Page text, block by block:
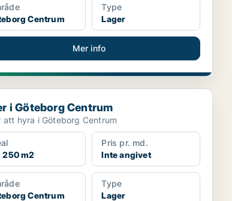
Centrum
Type
Lager
Mer info
Centrum
i Göteborg Centrum
att hyra i Göteborg Centrum
250 m2
Pris pr. md.
Inte angivet
Centrum
Type
Lager